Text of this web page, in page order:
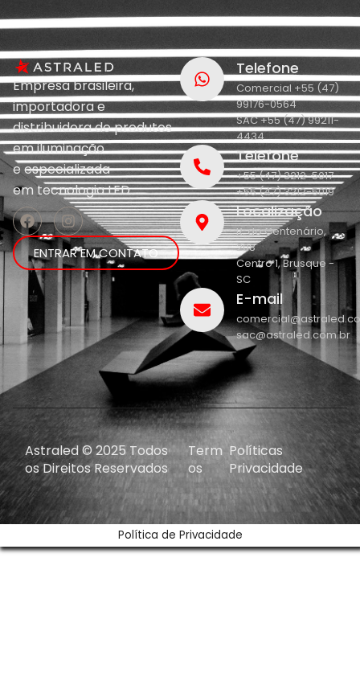
Empresa brasileira,
importadora e
distribuidora de produtos
em iluminação
eespecializada
emtecnologia LED.
ENTRAR EM CONTATO
Telefone
Comercial +55 (47)
99176-0564
SAC +55 (47) 99211-
4434
Telefone
+55 (47) 3212-5017
+55 (47) 3212-5019
Localização
R. do Centenário,
208
Centro 1, Brusque -
SC
E-mail
sac@astraled.com.br
Astraled © 2025 Todos
os Direitos Reservados
Term
os
Políticas
Privacidade
Política de Privacidade